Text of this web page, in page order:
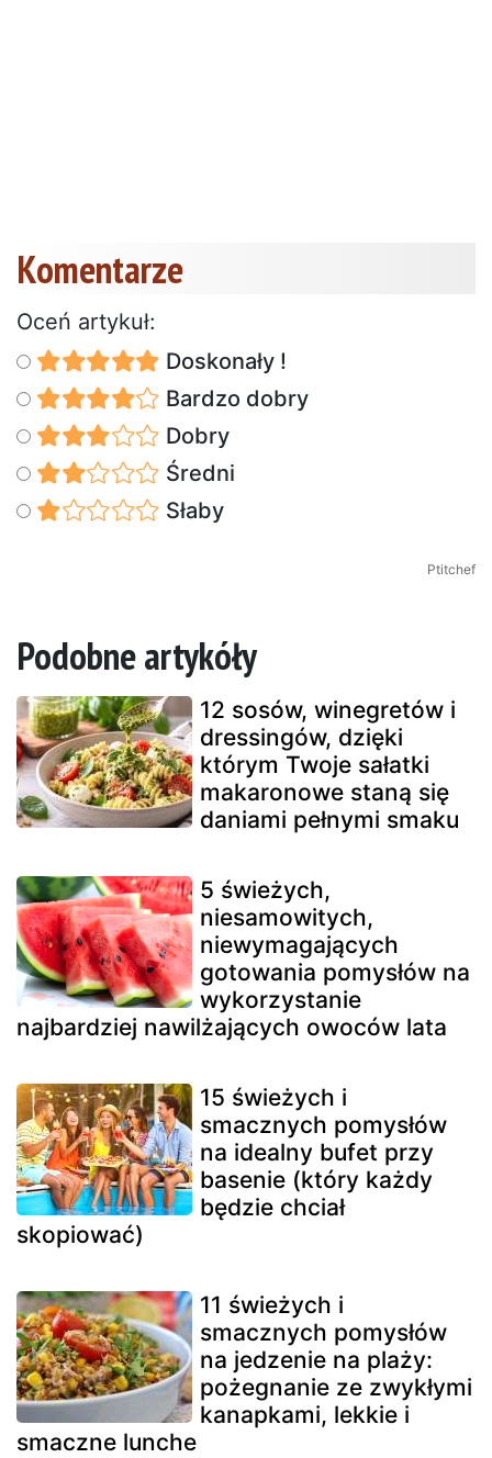
Komentarze
Oceń artykuł:
Doskonały !
Bardzo dobry
Dobry
Średni
Słaby
Ptitchef
Podobne artykóły
12 sosów, winegretów i
dressingów, dzięki
którym Twoje sałatki
makaronowe staną się
daniami pełnymi smaku
5 świeżych,
niesamowitych,
niewymagających
gotowania pomysłów na
wykorzystanie
najbardziej nawilżających owoców lata
15 świeżych i
smacznych pomysłów
na idealny bufet przy
basenie (który każdy
będzie chciał
skopiować)
11 świeżych i
smacznych pomysłów
na jedzenie na plaży:
pożegnanie ze zwykłymi
kanapkami, lekkie i
smaczne lunche